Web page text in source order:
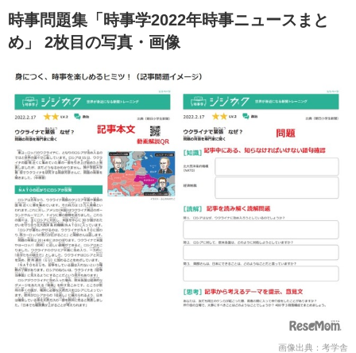
時事問題集「時事学2022年時事ニュースまと
め」 2枚目の写真・画像
画像出典：考学舎